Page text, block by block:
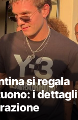
si regala
i dettagli